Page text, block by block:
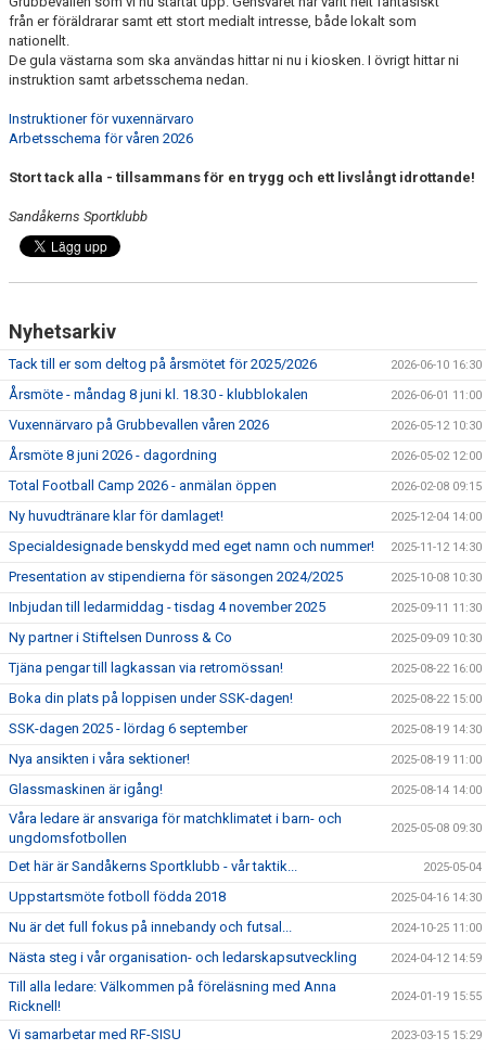
SCHEMA ALLA LAG
KONTAKT
från er föräldrarar samt ett stort medialt intresse, både lokalt som
nationellt.
De gula västarna som ska användas hittar ni nu i kiosken. I övrigt hittar ni
instruktion samt arbetsschema nedan.
Instruktioner för vuxennärvaro
Arbetsschema för våren 2026
Stort tack alla - tillsammans för en trygg och ett livslångt idrottande!
Sandåkerns Sportklubb
Nyhetsarkiv
Tack till er som deltog på årsmötet för 2025/2026 2026-06-10 16:30
Årsmöte - måndag 8 juni kl. 18.30 - klubblokalen 2026-06-01 11:00
Vuxennärvaro på Grubbevallen våren 2026 2026-05-12 10:30
Årsmöte 8 juni 2026 - dagordning 2026-05-02 12:00
Total Football Camp 2026 - anmälan öppen 2026-02-08 09:15
Ny huvudtränare klar för damlaget! 2025-12-04 14:00
Specialdesignade benskydd med eget namn och nummer! 2025-11-12 14:30
Presentation av stipendierna för säsongen 2024/2025 2025-10-08 10:30
Inbjudan till ledarmiddag - tisdag 4 november 2025 2025-09-11 11:30
Ny partner i Stiftelsen Dunross & Co 2025-09-09 10:30
Tjäna pengar till lagkassan via retromössan! 2025-08-22 16:00
Boka din plats på loppisen under SSK-dagen! 2025-08-22 15:00
SSK-dagen 2025 - lördag 6 september 2025-08-19 14:30
Nya ansikten i våra sektioner! 2025-08-19 11:00
Glassmaskinen är igång! 2025-08-14 14:00
Våra ledare är ansvariga för matchklimatet i barn- och
ungdomsfotbollen
2025-05-08 09:30
Det här är Sandåkerns Sportklubb - vår taktik... 2025-05-04
Uppstartsmöte fotboll födda 2018 2025-04-16 14:30
Nu är det full fokus på innebandy och futsal... 2024-10-25 11:00
Nästa steg i vår organisation- och ledarskapsutveckling 2024-04-12 14:59
Till alla ledare: Välkommen på föreläsning med Anna
Ricknell!
2024-01-19 15:55
Vi samarbetar med RF-SISU 2023-03-15 15:29